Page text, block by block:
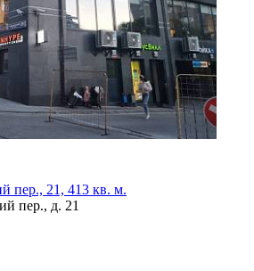
пер., 21, 413 кв. м.
пер., д. 21